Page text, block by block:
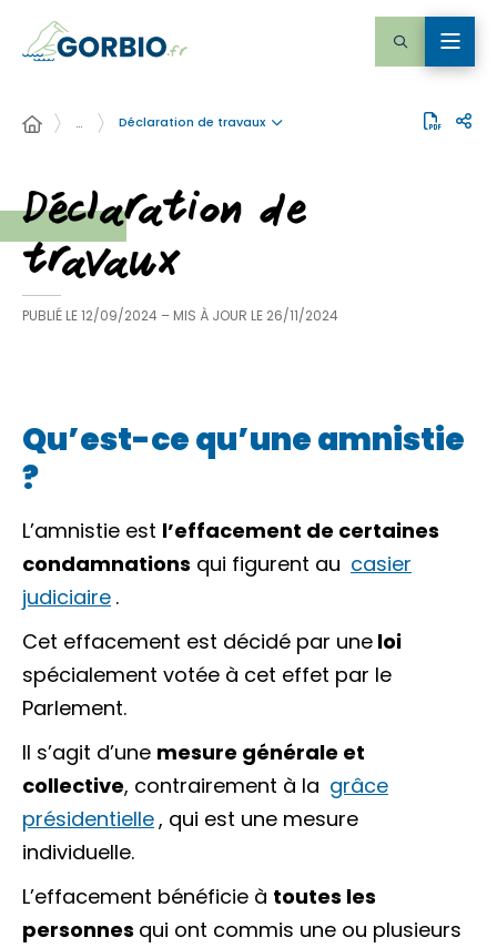
… Déclaration de travaux
Déclaration de
travaux
PUBLIÉ LE12/09/2024 – MIS À JOUR LE 26/11/2024
Qu’est-ce qu’une amnistie
?
L’amnistie est l’effacement de certaines
condamnations qui figurent au casier
judiciaire .
Cet effacement est décidé par une loi
spécialement votée à cet effet par le
Parlement.
Il s’agit d’une mesure générale et
collective, contrairement à la grâce
présidentielle, qui est une mesure
individuelle.
L’effacement bénéficie à toutes les
personnes qui ont commis une ou plusieurs